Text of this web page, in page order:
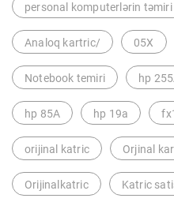
personal komputerlərin təmiri
Analoq kartric/ 05X
Notebook temiri hp
hp 85A hp 19a
orijinal katric Orjinal
Orijinalkatric Katric